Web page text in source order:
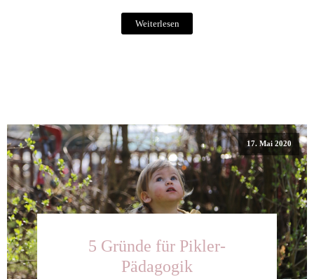
Weiterlesen
17. Mai 2020
5 Gründe für Pikler-
Pädagogik